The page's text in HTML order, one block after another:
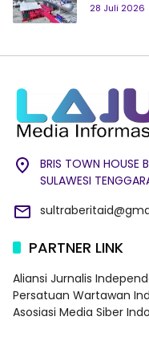
28 Juli 2026
BRIS TOWN HOUSE
SULAWESI
PARTNER LINK
Aliansi Jurnalis
Persatuan Wartawan
Asosiasi Media Siber